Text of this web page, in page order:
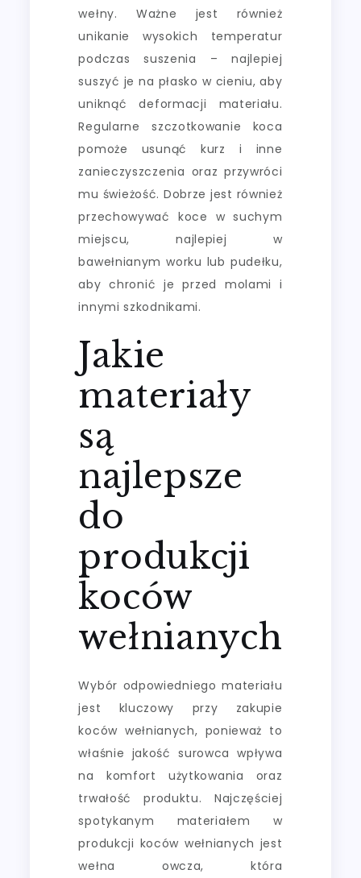
wełny. Ważne jest również
unikanie wysokich temperatur
podczas suszenia – najlepiej
suszyć je na płasko w cieniu, aby
uniknąć deformacji materiału.
Regularne szczotkowanie koca
pomoże usunąć kurz i inne
zanieczyszczenia oraz przywróci
mu świeżość. Dobrze jest również
przechowywać koce w suchym
miejscu, najlepiej w
bawełnianym worku lub pudełku,
aby chronić je przed molami i
innymi szkodnikami.
Jakie
materiały
są
najlepsze
do
produkcji
koców
wełnianych
Wybór odpowiedniego materiału
jest kluczowy przy zakupie
koców wełnianych, ponieważ to
właśnie jakość surowca wpływa
na komfort użytkowania oraz
trwałość produktu. Najczęściej
spotykanym materiałem w
produkcji koców wełnianych jest
wełna owcza, która